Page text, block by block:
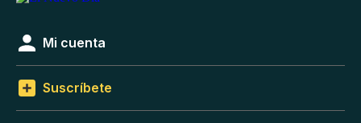
Mi cuenta
Suscríbete